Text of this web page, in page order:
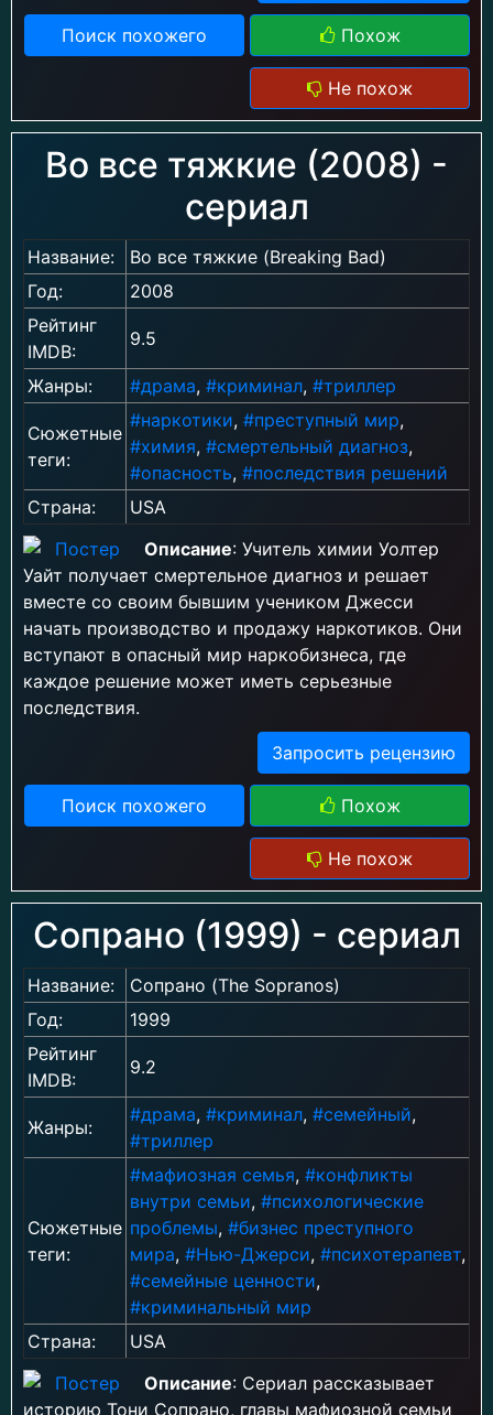
Поиск похожего Похож
Не похож
Во все тяжкие (2008) -
сериал
Название:
Во все тяжкие (Breaking Bad)
Год:
2008
Рейтинг
IMDB:
9.5
Жанры: #драма, #криминал, #триллер
Сюжетные
теги:
#наркотики, #преступный мир,
#химия, #смертельный диагноз,
#опасность, #последствия решений
Страна:
USA
Описание: Учитель химии Уолтер
Уайт получает смертельное диагноз и решает
вместе со своим бывшим учеником Джесси
начать производство и продажу наркотиков. Они
вступают в опасный мир наркобизнеса, где
каждое решение может иметь серьезные
последствия.
Запросить рецензию
Поиск похожего Похож
Не похож
Сопрано (1999) - сериал
Название:
Сопрано (The Sopranos)
Год:
1999
Рейтинг
IMDB:
9.2
Жанры:
#драма, #криминал, #семейный,
#триллер
Сюжетные
теги:
#мафиозная семья, #конфликты
внутри семьи, #психологические
проблемы, #бизнес преступного
мира, #Нью-Джерси, #психотерапевт,
#семейные ценности,
#криминальный мир
Страна:
USA
Описание: Сериал рассказывает
историю Тони Сопрано, главы мафиозной семьи